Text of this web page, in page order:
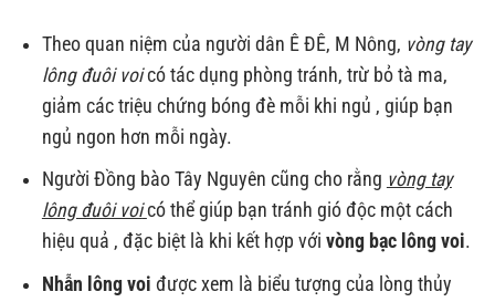
Theo quan niệm của người dân Ê ĐÊ, M Nông, vòng tay
lông đuôi voicó tác dụng phòng tránh, trừ bỏ tà ma,
giảm các triệu chứng bóng đè mỗi khi ngủ , giúp bạn
ngủ ngon hơn mỗi ngày.
Người Đồng bào Tây Nguyên cũng cho rằng vòng tay
lông đuôi voi có thể giúp bạn tránh gió độc một cách
hiệu quả , đặc biệt là khi kết hợp với vòng bạc lông voi.
Nhẫn lông voi được xem là biểu tượng của lòng thủy